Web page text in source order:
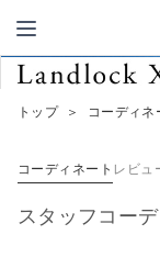
トップ ＞ コーディネ
コーディネート レビュ
スタッフコー